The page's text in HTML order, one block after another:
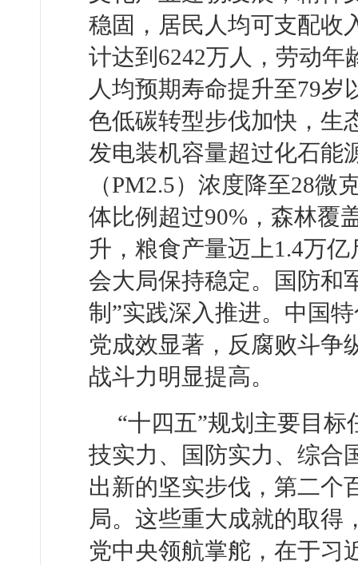
稳固，居民人均可支配收
计达到6242万人，劳动年
人均预期寿命提升至79
色低碳转型步伐加快，生
发电装机容量超过化石能
（PM2.5）浓度降至28
体比例超过90%，森林覆
升，粮食产量迈上1.4万
会大局保持稳定。国防和
制”实践深入推进。中国
党成效显著，反腐败斗争
战斗力明显提高。
“十四五”规划主要目
技实力、国防实力、综合
出新的坚实步伐，第二个
局。这些重大成就的取得
党中央领航掌舵，在于习